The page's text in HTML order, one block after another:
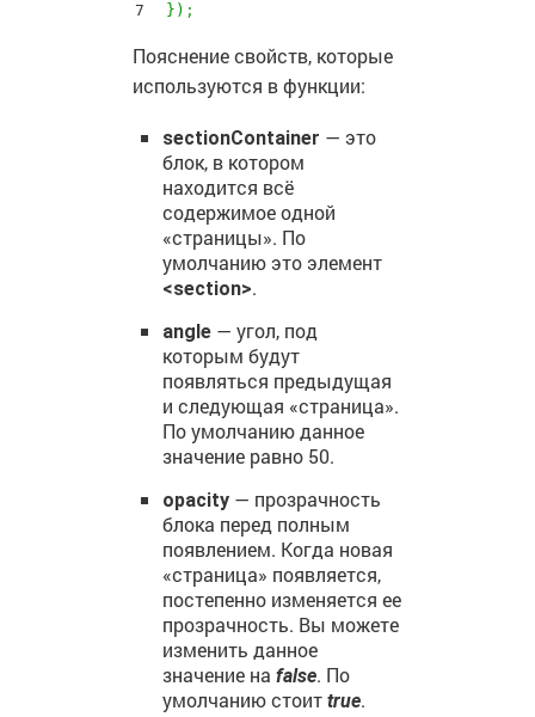
} ) ;
Пояснение свойств, которые
используются в функции:
sectionContainer — это
блок, в котором
находится всё
содержимое одной
«страницы». По
умолчанию это элемент
<section>.
angle — угол, под
которым будут
появляться предыдущая
и следующая «страница».
По умолчанию данное
значение равно 50.
opacity — прозрачность
блока перед полным
появлением. Когда новая
«страница» появляется,
постепенно изменяется ее
прозрачность. Вы можете
изменить данное
значение наfalse. По
умолчанию стоитtrue.